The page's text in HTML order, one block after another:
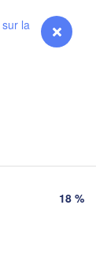
Prévisions
18 %
Брэст
(Brest)
Івано-
(Ivano-